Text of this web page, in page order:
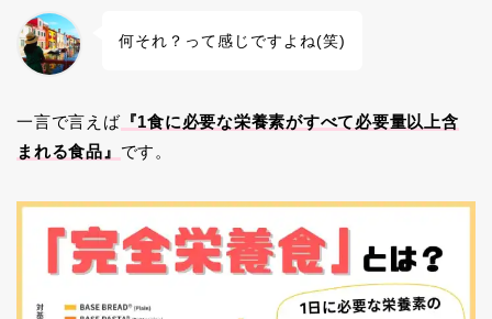
何それ？って感じですよね(笑)
一言で言えば『1食に必要な栄養素がすべて必要量以上含
まれる食品』 です。